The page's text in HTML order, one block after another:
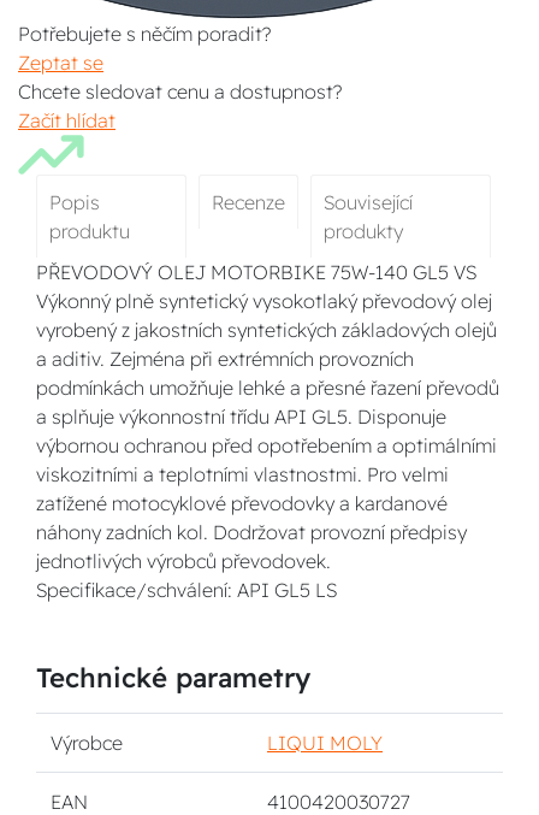
Potřebujete s něčím poradit?
Zeptat se
Chcete sledovat cenu a dostupnost?
Začít hlídat
Popis
produktu
Recenze
Související
produkty
PŘEVODOVÝ OLEJ MOTORBIKE 75W-140 GL5 VS
Výkonný plně syntetický vysokotlaký převodový olej
vyrobený z jakostních syntetických základových olejů
a aditiv. Zejména při extrémních provozních
podmínkách umožňuje lehké a přesné řazení převodů
a splňuje výkonnostní třídu API GL5. Disponuje
výbornou ochranou před opotřebením a optimálními
viskozitními a teplotními vlastnostmi. Pro velmi
zatížené motocyklové převodovky a kardanové
náhony zadních kol. Dodržovat provozní předpisy
jednotlivých výrobců převodovek.
Specifikace/schválení: API GL5 LS
Technické parametry
Výrobce LIQUI MOLY
EAN 4100420030727